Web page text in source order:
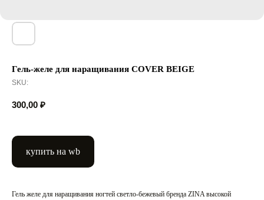
Гель-желе для наращивания COVER BEIGE
SKU:
300,00 ₽
купить на wb
Гель желе для наращивания ногтей светло-бежевый бренда ZINA высокой